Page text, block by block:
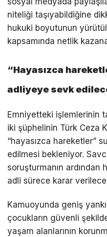
niteliği taşıyabildiğine
hukuki boyutunun
kapsamında netlik
“Hayasızca
adliyeye sevk
Emniyetteki işlemlerinin
iki şüphelinin Türk Ceza
“hayasızca hareketler”
edilmesi bekleniyor.
soruşturmanın ardından
adli sürece karar
Kamuoyunda geniş
çocukların güvenli
yaşam alanlarının